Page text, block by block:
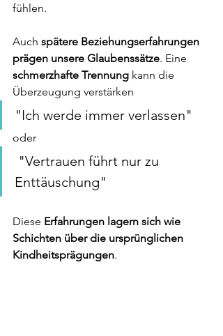
fühlen.
Auch spätere Beziehungserfahrungen
prägen unsere Glaubenssätze. Eine
schmerzhafte Trennung kann die
Überzeugung verstärken
"Ich werde immer verlassen"
oder
Enttäuschung"
Diese Erfahrungen lagern sich wie
Schichten über die ursprünglichen
Kindheitsprägungen.